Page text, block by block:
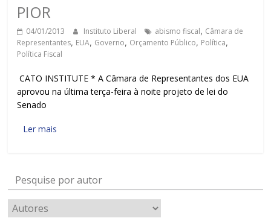
PIOR
04/01/2013 Instituto Liberal abismo fiscal, Câmara de
Representantes, EUA, Governo, Orçamento Público, Política,
Política Fiscal
CATO INSTITUTE * A Câmara de Representantes dos EUA
aprovou na última terça-feira à noite projeto de lei do
Senado
Ler mais
Pesquise por autor